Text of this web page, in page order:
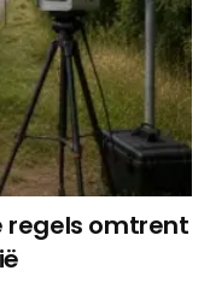
regels omtrent